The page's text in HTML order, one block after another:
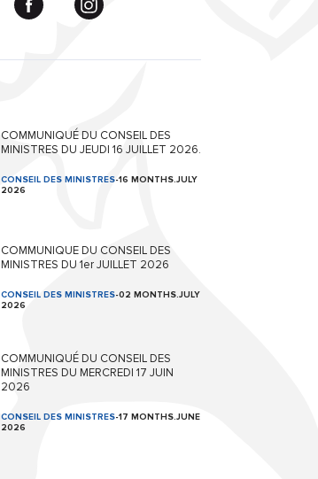
COMMUNIQUÉ DU CONSEIL DES
MINISTRES DU JEUDI 16 JUILLET 2026.
CONSEIL DES MINISTRES-16 MONTHS.JULY
2026
COMMUNIQUE DU CONSEIL DES
MINISTRES DU 1er JUILLET 2026
CONSEIL DES MINISTRES-02 MONTHS.JULY
2026
COMMUNIQUÉ DU CONSEIL DES
MINISTRES DU MERCREDI 17 JUIN
2026
CONSEIL DES MINISTRES-17 MONTHS.JUNE
2026